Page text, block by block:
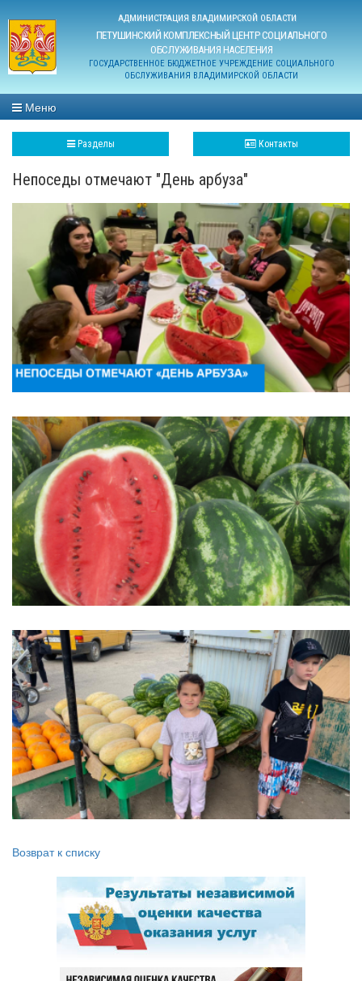
АДМИНИСТРАЦИЯ ВЛАДИМИРСКОЙ ОБЛАСТИ
ПЕТУШИНСКИЙ КОМПЛЕКСНЫЙ ЦЕНТР СОЦИАЛЬНОГО
ОБСЛУЖИВАНИЯ НАСЕЛЕНИЯ
ГОСУДАРСТВЕННОЕ БЮДЖЕТНОЕ УЧРЕЖДЕНИЕ СОЦИАЛЬНОГО
ОБСЛУЖИВАНИЯ ВЛАДИМИРСКОЙ ОБЛАСТИ
Меню
Разделы Контакты
Непоседы отмечают "День арбуза"
Возврат к списку